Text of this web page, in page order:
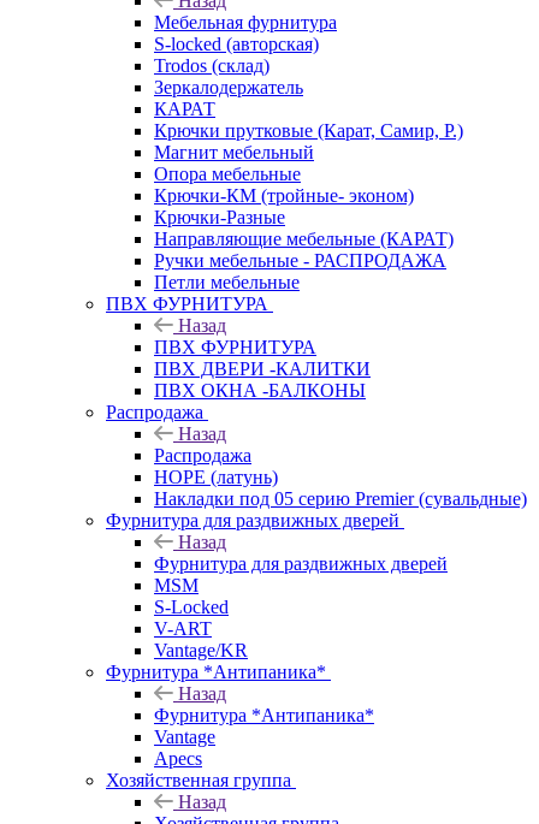
Мебельная фурнитура
S-locked (авторская)
Trodos (склад)
Зеркалодержатель
КАРАТ
Крючки прутковые (Карат, Самир, Р.)
Магнит мебельный
Опора мебельные
Крючки-КМ (тройные- эконом)
Крючки-Разные
Направляющие мебельные (КАРАТ)
Ручки мебельные - РАСПРОДАЖА
Петли мебельные
ПВХ ФУРНИТУРА
Назад
ПВХ ФУРНИТУРА
ПВХ ДВЕРИ -КАЛИТКИ
ПВХ ОКНА -БАЛКОНЫ
Распродажа
Назад
Распродажа
HOPE (латунь)
Накладки под 05 серию Premier (сувальдные)
Фурнитура для раздвижных дверей
Назад
Фурнитура для раздвижных дверей
MSM
S-Locked
V-ART
Vantage/KR
Фурнитура *Антипаника*
Назад
Фурнитура *Антипаника*
Vantage
Apecs
Хозяйственная группа
Назад